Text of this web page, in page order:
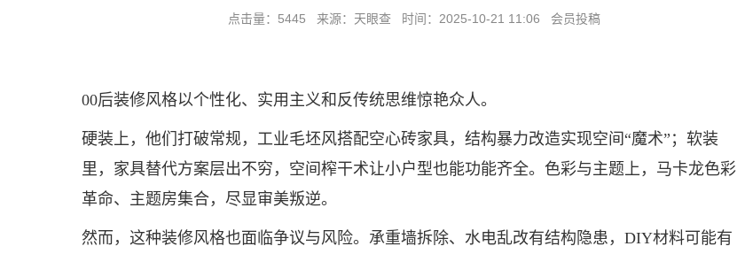
点击量：5445 来源：天眼查 时间：2025-10-21 11:06 会员投稿
00后装修风格以个性化、实用主义和反传统思维惊艳众人。
硬装上，他们打破常规，工业毛坯风搭配空心砖家具，结构暴力改造实现空间“魔术”；软装
里，家具替代方案层出不穷，空间榨干术让小户型也能功能齐全。色彩与主题上，马卡龙色彩
革命、主题房集合，尽显审美叛逆。
然而，这种装修风格也面临争议与风险。承重墙拆除、水电乱改有结构隐患，DIY材料可能有